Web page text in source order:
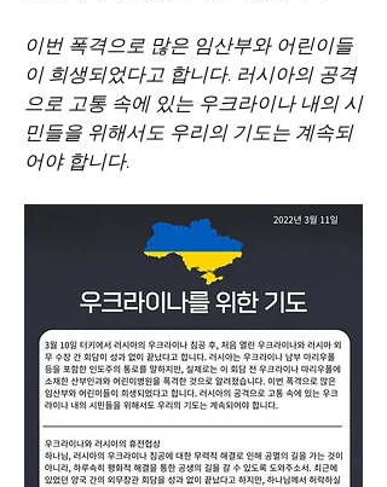
이번 폭격으로 많은 임산부와 어린이들
이 희생되었다고 합니다. 러시아의 공격
으로 고통 속에 있는 우크라이나 내의 시
민들을 위해서도 우리의 기도는 계속되
어야 합니다.